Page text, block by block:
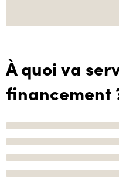
À quoi va
financement